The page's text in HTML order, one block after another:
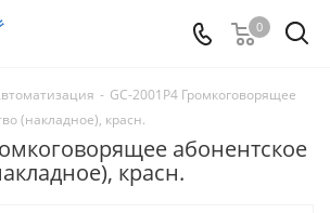
0
- GC-2001P4 Громкоговорящее
(накладное), красн.
абонентское
красн.